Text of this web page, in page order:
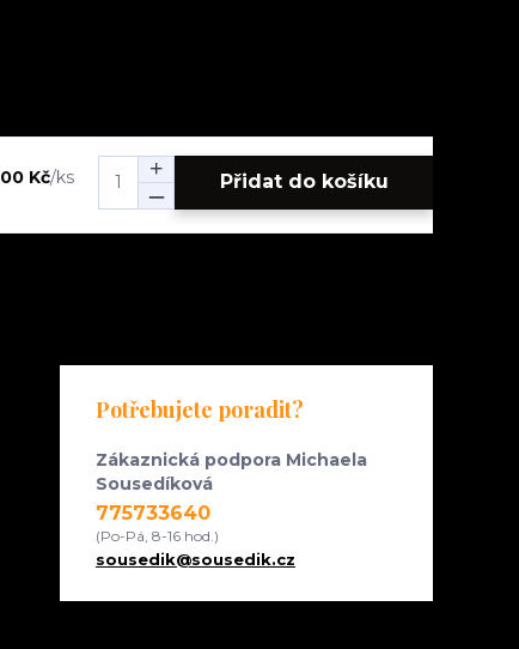
Kč/ks Přidat do košíku
Potřebujete poradit?
Zákaznická podpora Michaela
Sousedíková
775733640
(Po-Pá, 8-16 hod.)
sousedik@sousedik.cz